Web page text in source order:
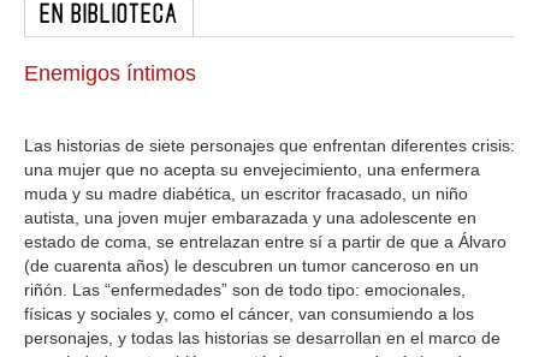
MUJERES
AUDIOVISUAL INDIGENA Y COMUNITARIO
EN BIBLIOTECA
Enemigos íntimos
Las historias de siete personajes que enfrentan diferentes crisis:
una mujer que no acepta su envejecimiento, una enfermera
muda y su madre diabética, un escritor fracasado, un niño
autista, una joven mujer embarazada y una adolescente en
estado de coma, se entrelazan entre sí a partir de que a Álvaro
(de cuarenta años) le descubren un tumor canceroso en un
riñón. Las “enfermedades” son de todo tipo: emocionales,
físicas y sociales y, como el cáncer, van consumiendo a los
personajes, y todas las historias se desarrollan en el marco de